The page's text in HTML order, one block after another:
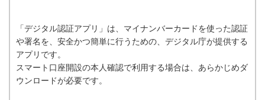
「デジタル認証アプリ」は、マイナンバーカードを使った認証
や署名を、安全かつ簡単に行うための、デジタル庁が提供する
アプリです。
スマート口座開設の本人確認で利用する場合は、あらかじめダ
ウンロードが必要です。